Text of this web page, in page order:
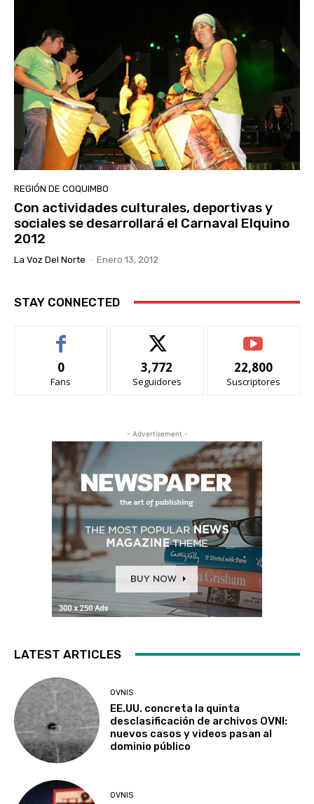
REGIÓN DE COQUIMBO
Con actividades culturales, deportivas y
sociales se desarrollará el Carnaval Elquino
2012
La Voz Del Norte - Enero 13, 2012
STAY CONNECTED
0
Fans
3,772
Seguidores
22,800
Suscriptores
- Advertisement -
LATEST ARTICLES
OVNIS
EE.UU. concreta la quinta
desclasificación de archivos OVNI:
nuevos casos y videos pasan al
dominio público
OVNIS